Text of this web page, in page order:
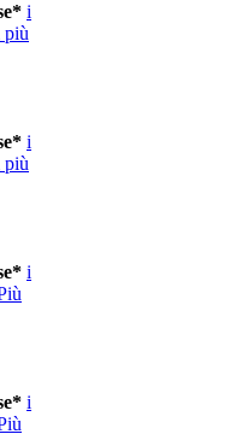
i
più
i
più
i
i